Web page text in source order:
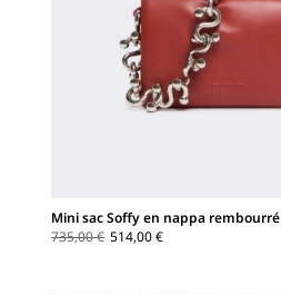
Mini sac Soffy en nappa rembourré
735,00 € 514,00 €